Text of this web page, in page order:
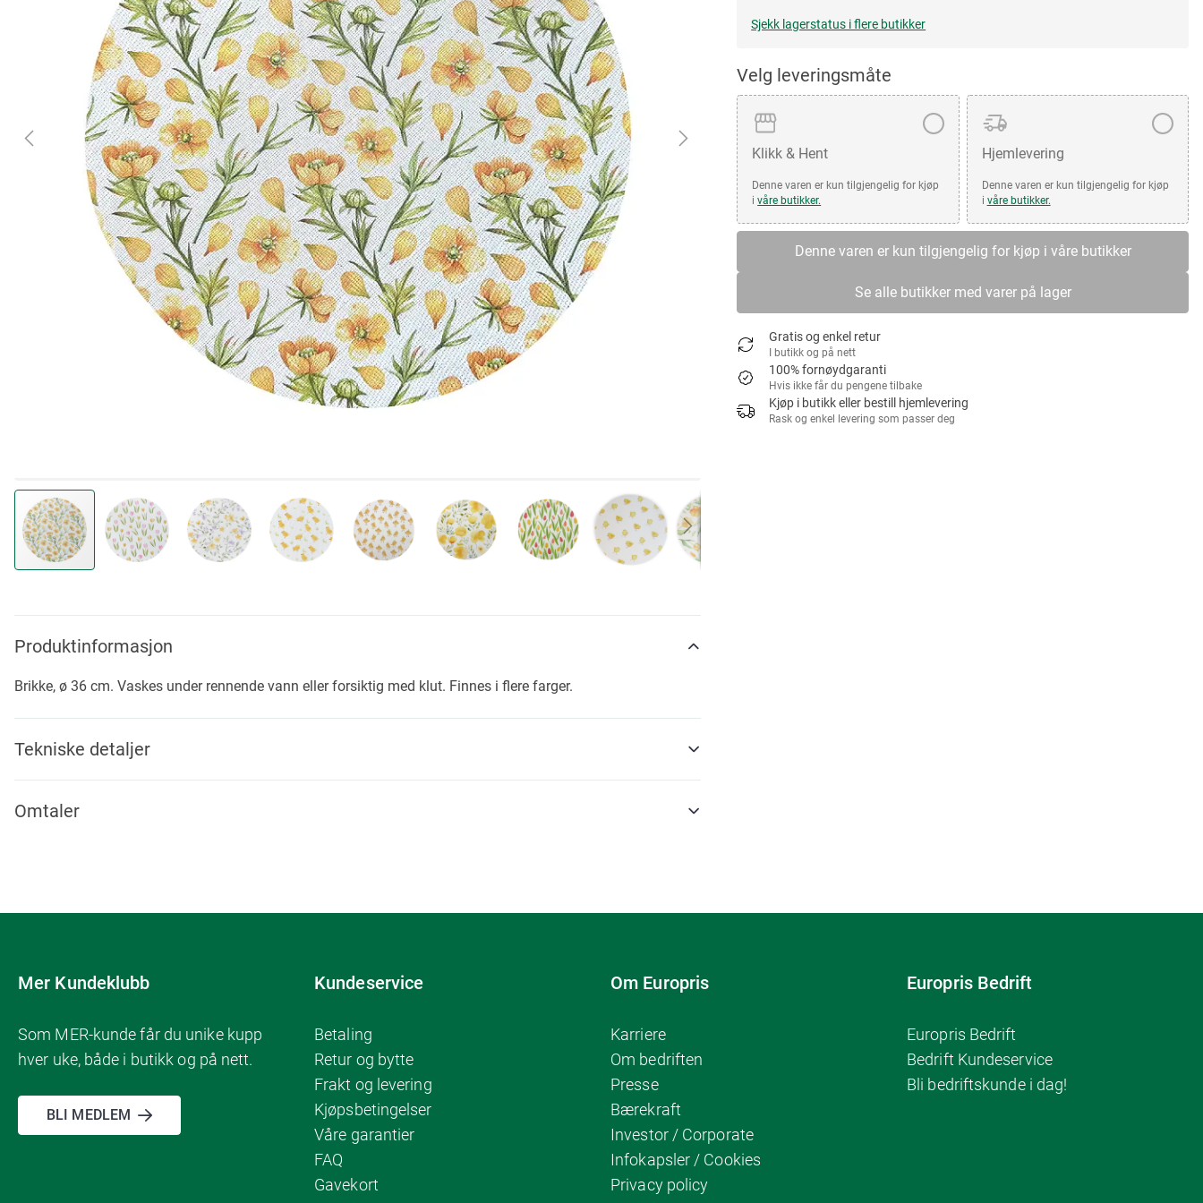
Sjekk lagerstatus i flere butikker
Velg leveringsmåte
Klikk & Hent
Denne varen er kun tilgjengelig for kjøp
ivåre butikker.
Hjemlevering
Denne varen er kun tilgjengelig for kjøp
i våre butikker.
Denne varen er kun tilgjengelig for kjøp i våre butikker
Se alle butikker med varer på lager
Gratis og enkel retur
I butikk og på nett
100% fornøydgaranti
Hvis ikke får du pengene tilbake
Kjøp i butikk eller bestill hjemlevering
Rask og enkel levering som passer deg
the
beginning
the
images
gallery
Produktinformasjon
Brikke, ø 36 cm. Vaskes under rennende vann eller forsiktig med klut. Finnes i flere farger.
Tekniske detaljer
Omtaler
Mer Kundeklubb
Som MER-kunde får du unike kupp
hver uke, både i butikk og på nett.
BLI MEDLEM
Kundeservice
Betaling
Retur og bytte
Frakt og levering
Kjøpsbetingelser
Våre garantier
FAQ
Gavekort
Om Europris
Karriere
Om bedriften
Presse
Bærekraft
Investor / Corporate
Infokapsler / Cookies
Privacy policy
Europris Bedrift
Europris Bedrift
Bedrift Kundeservice
Bli bedriftskunde i dag!